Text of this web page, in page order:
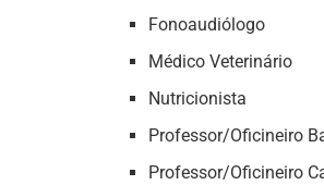
Fonoaudiólogo
Médico Veterinário
Nutricionista
Professor/Oficineiro
Professor/Oficineiro